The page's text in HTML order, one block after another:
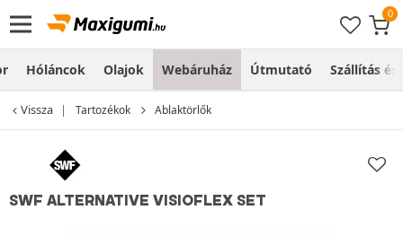
Hóláncok Olajok Webáruház Útmutató Szállítás és
Vissza Tartozékok Ablaktörlők
SWF ALTERNATIVE VISIOFLEX SET